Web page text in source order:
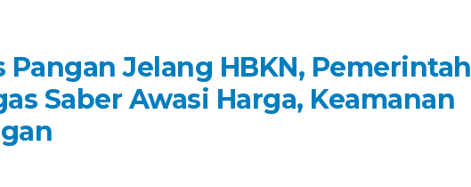
Pangan Jelang HBKN, Pemerintah
Saber Awasi Harga, Keamanan